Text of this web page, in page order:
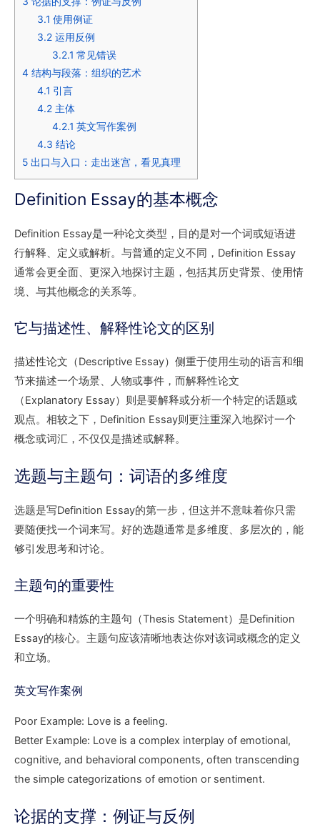
3.1 使用例证
3.2运用反例
3.2.1 常见错误
4 结构与段落：组织的艺术
4.1 引言
4.2主体
4.2.1 英文写作案例
4.3 结论
5 出口与入口：走出迷宫，看见真理
Definition Essay的基本概念
Definition Essay是一种论文类型，目的是对一个词或短语进
行解释、定义或解析。与普通的定义不同，Definition Essay
通常会更全面、更深入地探讨主题，包括其历史背景、使用情
境、与其他概念的关系等。
它与描述性、解释性论文的区别
描述性论文（Descriptive Essay）侧重于使用生动的语言和细
节来描述一个场景、人物或事件，而解释性论文
（Explanatory Essay）则是要解释或分析一个特定的话题或
观点。相较之下，Definition Essay则更注重深入地探讨一个
概念或词汇，不仅仅是描述或解释。
选题与主题句：词语的多维度
选题是写Definition Essay的第一步，但这并不意味着你只需
要随便找一个词来写。好的选题通常是多维度、多层次的，能
够引发思考和讨论。
主题句的重要性
一个明确和精炼的主题句（Thesis Statement）是Definition
Essay的核心。主题句应该清晰地表达你对该词或概念的定义
和立场。
英文写作案例
Poor Example: Love is a feeling.
Better Example: Love is a complex interplay of emotional,
cognitive, and behavioral components, often transcending
the simple categorizations of emotion or sentiment.
论据的支撑：例证与反例